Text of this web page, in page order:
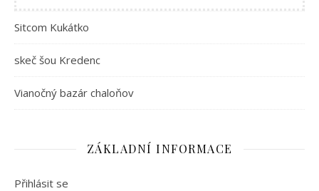
Sitcom Kukátko
skeč šou Kredenc
Vianočný bazár chaloňov
ZÁKLADNÍ INFORMACE
Přihlásit se